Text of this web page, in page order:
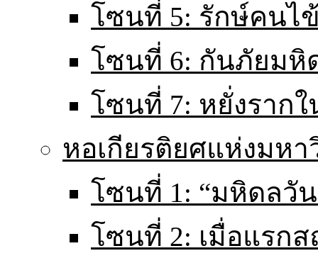
โซนที่ 5: รักษ์คนไ
โซนที่ 6: กันภัยมหิ
โซนที่ 7: หยั่งราก
หอเกียรติยศแห่งมห
โซนที่ 1: “มหิดลวั
โซนที่ 2: เมื่อแรก